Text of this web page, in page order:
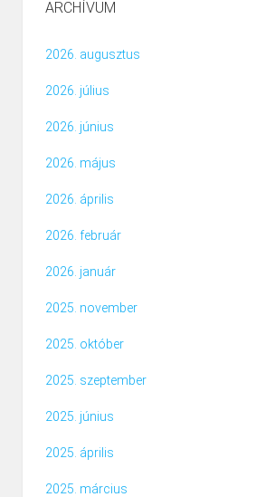
ARCHÍVUM
2026. augusztus
2026. július
2026. június
2026. május
2026. április
2026. február
2026. január
2025. november
2025. október
2025. szeptember
2025. június
2025. április
2025. március